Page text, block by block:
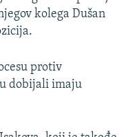
kolega Dušan
protiv
dobijali imaju